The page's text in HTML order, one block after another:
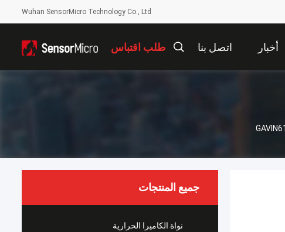
Wuhan SensorMicro Technology Co., Ltd
أخبار اتصل بنا طلب اقتباس
جميع المنتجات
نواة الكاميرا الحرارية